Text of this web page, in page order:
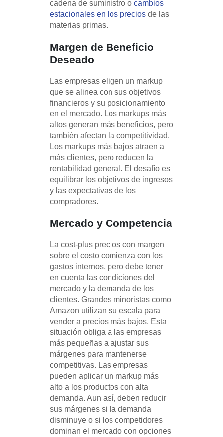
cadena de suministro o cambios
estacionales en los precios de las
materias primas.
Margen de Beneficio
Deseado
Las empresas eligen un markup
que se alinea con sus objetivos
financieros y su posicionamiento
en el mercado. Los markups más
altos generan más beneficios, pero
también afectan la competitividad.
Los markups más bajos atraen a
más clientes, pero reducen la
rentabilidad general. El desafío es
equilibrar los objetivos de ingresos
y las expectativas de los
compradores.
Mercado y Competencia
La cost-plus precios con margen
sobre el costo comienza con los
gastos internos, pero debe tener
en cuenta las condiciones del
mercado y la demanda de los
clientes. Grandes minoristas como
Amazon utilizan su escala para
vender a precios más bajos. Esta
situación obliga a las empresas
más pequeñas a ajustar sus
márgenes para mantenerse
competitivas. Las empresas
pueden aplicar un markup más
alto a los productos con alta
demanda. Aun así, deben reducir
sus márgenes si la demanda
disminuye o si los competidores
dominan el mercado con opciones